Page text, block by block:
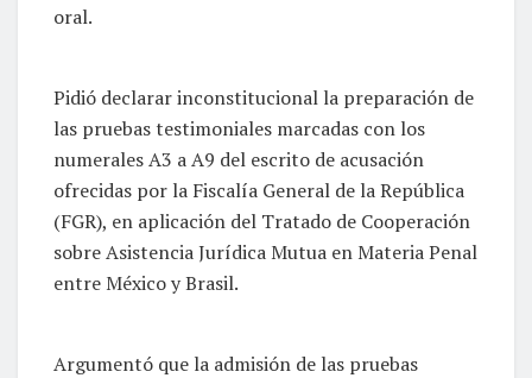
oral.
Pidió declarar inconstitucional la preparación de
las pruebas testimoniales marcadas con los
numerales A3 a A9 del escrito de acusación
ofrecidas por la Fiscalía General de la República
(FGR), en aplicación del Tratado de Cooperación
sobre Asistencia Jurídica Mutua en Materia Penal
entre México y Brasil.
Argumentó que la admisión de las pruebas